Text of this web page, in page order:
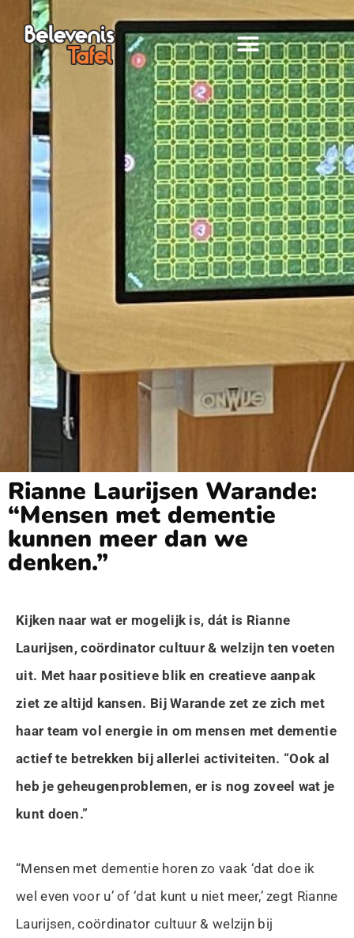
Rianne Laurijsen Warande:
“Mensen met dementie
kunnen meer dan we
denken.”
Kijken naar wat er mogelijk is, dát is Rianne
Laurijsen, coördinator cultuur & welzijn ten voeten
uit. Met haar positieve blik en creatieve aanpak
ziet ze altijd kansen. Bij Warande zet ze zich met
haar team vol energie in om mensen met dementie
actief te betrekken bij allerlei activiteiten. “Ook al
heb je geheugenproblemen, er is nog zoveel wat je
kunt doen.”
“Mensen met dementie horen zo vaak ‘dat doe ik
wel even voor u’ of ‘dat kunt u niet meer,’ zegt Rianne
Laurijsen, coördinator cultuur & welzijn bij